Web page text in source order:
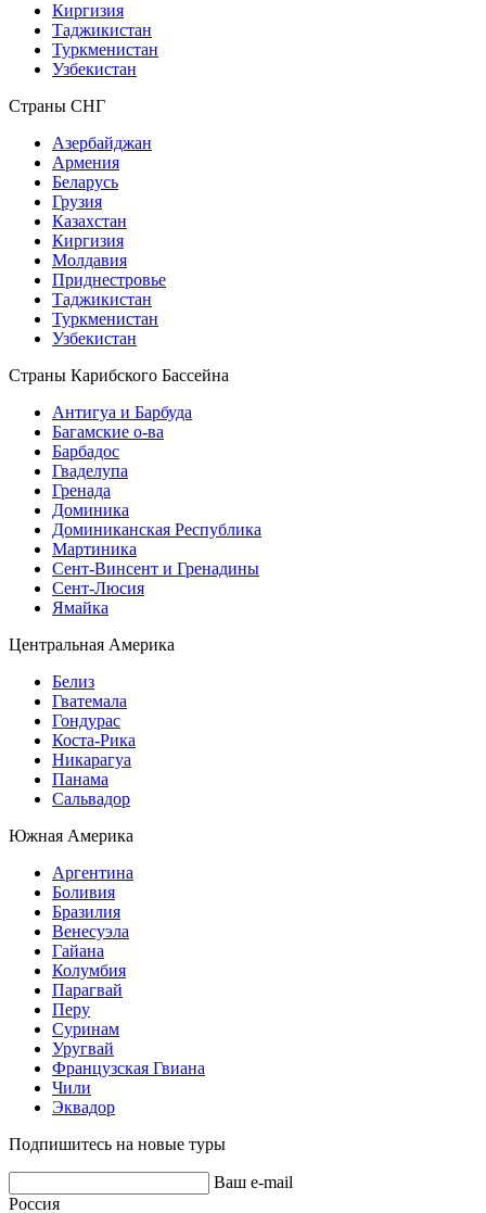
Киргизия
Таджикистан
Туркменистан
Узбекистан
Страны СНГ
Азербайджан
Армения
Беларусь
Грузия
Казахстан
Киргизия
Молдавия
Приднестровье
Таджикистан
Туркменистан
Узбекистан
Страны Карибского Бассейна
Антигуа и Барбуда
Багамские о-ва
Барбадос
Гваделупа
Гренада
Доминика
Доминиканская Республика
Мартиника
Сент-Винсент и Гренадины
Сент-Люсия
Ямайка
Центральная Америка
Белиз
Гватемала
Гондурас
Коста-Рика
Никарагуа
Панама
Сальвадор
Южная Америка
Аргентина
Боливия
Бразилия
Венесуэла
Гайана
Колумбия
Парагвай
Перу
Суринам
Уругвай
Французская Гвиана
Чили
Эквадор
Подпишитесь на новые туры
Ваш e-mail
Россия